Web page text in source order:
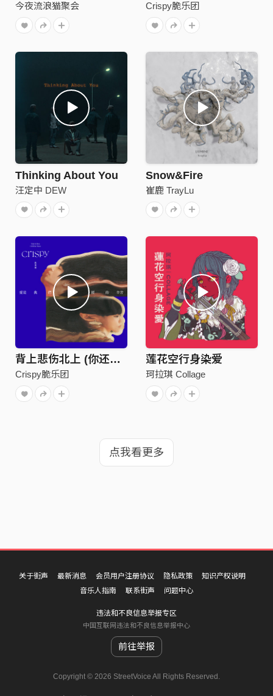
今夜流浪猫聚会 Crispy脆乐团
Thinking About You
汪定中 DEW
Snow&Fire
崔鹿 TrayLu
背上悲伤北上 (你还是你啊ver.)
Crispy脆乐团
莲花空行身染爱
珂拉琪 Collage
点我看更多
关于街声 最新消息 会员用户注册协议 隐私政策
知识产权说明
音乐人指南
联系街声 问题中心
违法和不良信息举报专区
中国互联网违法和不良信息举报中心
前往举报
Copyright © 2026 StreetVoice All Rights Reserved.